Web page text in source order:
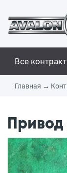
Все
Главная →
Привод